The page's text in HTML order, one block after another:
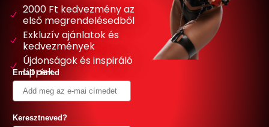
2000 Ft kedvezmény az
első megrendelésedből
Exkluzív ajánlatok és
kedvezmények
Újdonságok és inspiráló
tippek
Email címed
Keresztneved?